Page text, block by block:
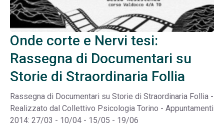
Onde corte e Nervi tesi:
Rassegna di Documentari su
Storie di Straordinaria Follia
Rassegna di Documentari su Storie di Straordinaria Follia -
Realizzato dal Collettivo Psicologia Torino - Appuntamenti
2014: 27/03 - 10/04 - 15/05 - 19/06